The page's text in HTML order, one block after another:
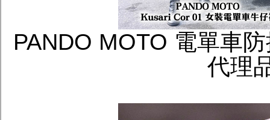
PANDO MOTO 電單車
代理